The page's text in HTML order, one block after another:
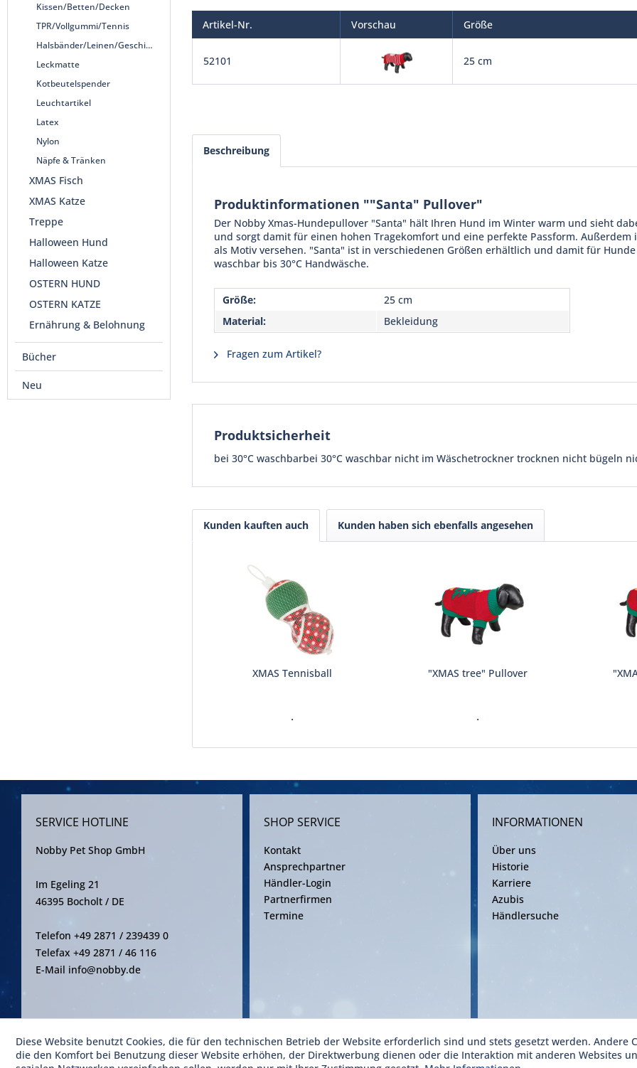
Kissen/Betten/Decken
TPR/Vollgummi/Tennis
Halsbänder/Leinen/Geschirre
Leckmatte
Kotbeutelspender
Leuchtartikel
Latex
Nylon
Näpfe & Tränken
XMAS Fisch
XMAS Katze
Treppe
Halloween Hund
Halloween Katze
OSTERN HUND
OSTERN KATZE
Ernährung & Belohnung
Bücher
Neu
Artikel-Nr. Vorschau Größe
52101 25 cm
Beschreibung
Produktinformationen ""Santa" Pullover"
Der Nobby Xmas-Hundepullover "Santa" hält Ihren Hund im Winter warm und sieht
und sorgt damit für einen hohen Tragekomfort und eine perfekte Passform.
als Motiv versehen. "Santa" ist in verschiedenen Größen erhältlich und damit für
waschbar bis 30°C Handwäsche.
Größe:
25 cm
Material:
Bekleidung
Fragen zum Artikel?
Produktsicherheit
bei 30°C waschbarbei 30°C waschbar nicht im Wäschetrockner trocknen nicht bügeln
Kunden kauften auch Kunden haben sich ebenfalls angesehen
XMAS Tennisball
.
"XMAS tree" Pullover
.
SERVICE HOTLINE
Nobby Pet Shop GmbH
Im Egeling 21
46395 Bocholt / DE
Telefon +49 2871 / 239439 0
Telefax +49 2871 / 46 116
E-Mail info@nobby.de
SHOP SERVICE
Kontakt
Ansprechpartner
Händler-Login
Partnerfirmen
Termine
INFORMATIONEN
Über uns
Historie
Karriere
Azubis
Händlersuche
* Alle Preise inkl. gesetzl. Mehrwertsteuer zzgl. Versandkosten gemäß gültiger
Diese Website benutzt Cookies, die für den technischen Betrieb der Website erforderlich sind und stets gesetzt werden. Andere
die den Komfort bei Benutzung dieser Website erhöhen, der Direktwerbung dienen oder die Interaktion mit anderen Websites